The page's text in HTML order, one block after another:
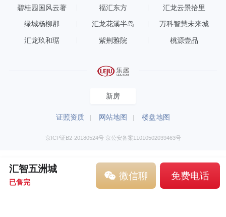
碧桂园国风云著 福汇东方 汇龙云景拾里
绿城杨柳郡 汇龙花溪半岛 万科智慧未来城
汇龙玖和琚 紫荆雅院 桃源壹品
新房
证照资质 网站地图 楼盘地图
京ICP证B2-20180524号 京公安备案11010502039463号
汇智五洲城
已售完
微信聊 免费电话